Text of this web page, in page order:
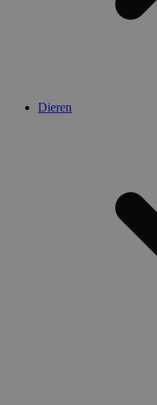
Dieren